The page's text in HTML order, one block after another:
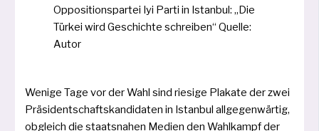
Oppositionspartei Iyi Parti in Istanbul: „Die
Türkei wird Geschichte schrei­ben“ Quelle:
Autor
Wenige Tage vor der Wahl sind rie­si­ge Plakate der zwei
Präsidentschaftskandidaten in Istanbul all­ge­gen­wär­tig,
obgleich die staats­na­hen Medien den Wahlkampf der